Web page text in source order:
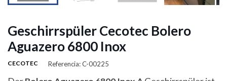
Geschirrspüler Cecotec Bolero
Aguazero 6800 Inox
CECOTEC Referencia: C-00225